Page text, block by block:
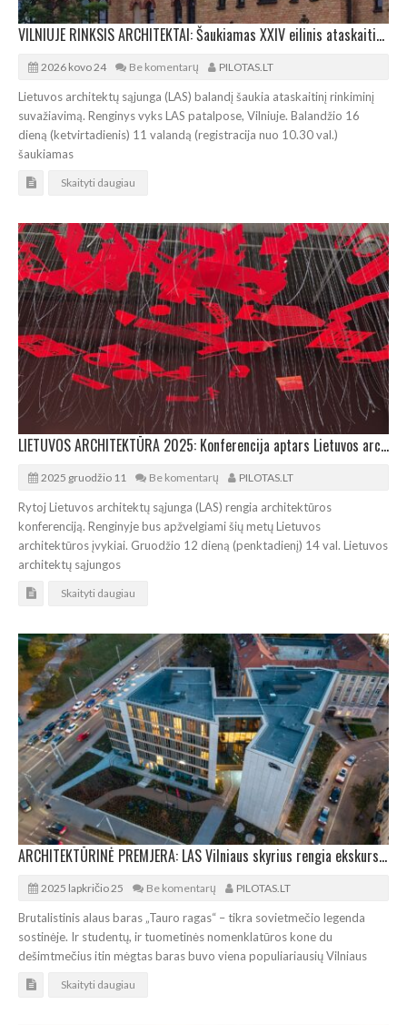
VILNIUJE RINKSIS ARCHITEKTAI: Šaukiamas XXIV eilinis ataskaitinis- suvažiavimas
2026 kovo 24 Be komentarų PILOTAS.LT
Lietuvos architektų sąjunga (LAS) balandį šaukia ataskaitinį rinkiminį
suvažiavimą. Renginys vyks LAS patalpose, Vilniuje. Balandžio 16
dieną (ketvirtadienis) 11 valandą (registracija nuo 10.30 val.)
šaukiamas
Skaityti daugiau
LIETUVOS ARCHITEKTŪRA 2025: Konferencija aptars Lietuvos architektūros įvykius
2025 gruodžio 11 Be komentarų PILOTAS.LT
Rytoj Lietuvos architektų sąjunga (LAS) rengia architektūros
konferenciją. Renginyje bus apžvelgiami šių metų Lietuvos
architektūros įvykiai. Gruodžio 12 dieną (penktadienį) 14 val. Lietuvos
architektų sąjungos
Skaityti daugiau
ARCHITEKTŪRINĖ PREMJERA: LAS Vilniaus skyrius rengia ekskursiją po „Jasinskio 2“ kompleksą
2025 lapkričio 25 Be komentarų PILOTAS.LT
Brutalistinis alaus baras „Tauro ragas“ – tikra sovietmečio legenda
sostinėje. Ir studentų, ir tuometinės nomenklatūros kone du
dešimtmečius itin mėgtas baras buvo viena populiariausių Vilniaus
Skaityti daugiau